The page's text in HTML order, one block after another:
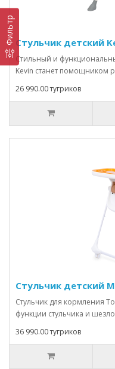
Фильтр Стульчик детский
Стильный и
Kevin станет помощником
26 990.00 тугриков
Стульчик детский
Стульчик для кормления
функции стульчика и
36 990.00 тугриков